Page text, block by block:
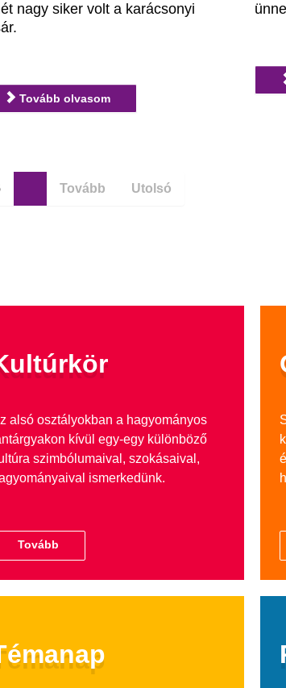
nagy siker volt a karácsonyi
Tovább olvasom
Tovább Utolsó
alsó osztályokban a hagyományos
kívül egy-egy különböző
szimbólumaival, szokásaival,
ismerkedünk.
Tovább